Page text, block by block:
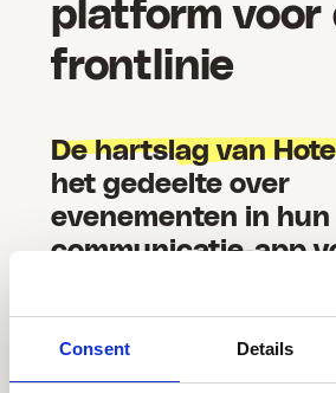
Consent Details
platform voor
frontlinie
De hartslag van
het gedeelte over
evenementen in hun
communicatie-app
Okura is de sectie